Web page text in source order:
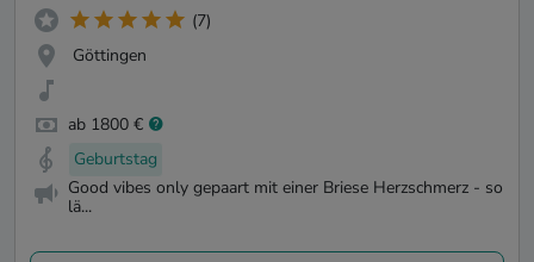
(7)
Göttingen
ab 1800 €
Geburtstag
Good vibes only gepaart mit einer Briese Herzschmerz - so
lä...